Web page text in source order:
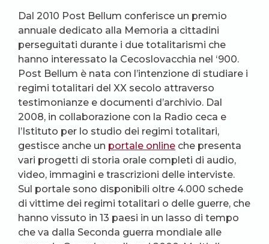
Dal 2010 Post Bellum conferisce un premio
annuale dedicato alla Memoria a cittadini
perseguitati durante i due totalitarismi che
hanno interessato la Cecoslovacchia nel ‘900.
Post Bellum è nata con l’intenzione di studiare i
regimi totalitari del XX secolo attraverso
testimonianze e documenti d’archivio. Dal
2008, in collaborazione con la Radio ceca e
l’Istituto per lo studio dei regimi totalitari,
gestisce anche un portale online che presenta
vari progetti di storia orale completi di audio,
video, immagini e trascrizioni delle interviste.
Sul portale sono disponibili oltre 4.000 schede
di vittime dei regimi totalitari o delle guerre, che
hanno vissuto in 13 paesi in un lasso di tempo
che va dalla Seconda guerra mondiale alle